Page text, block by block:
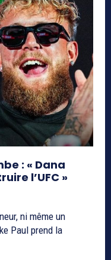
: « Dana
l’UFC »
ni même un
Paul prend la